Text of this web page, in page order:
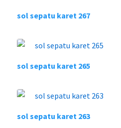
sol sepatu karet 267
sol sepatu karet 265
sol sepatu karet 263